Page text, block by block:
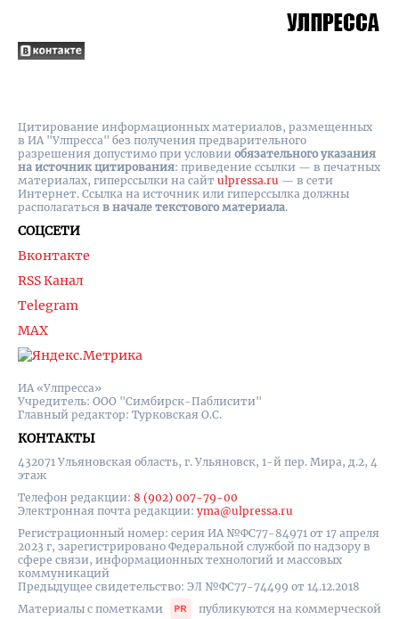
ИА «Улпресса»
Учредитель: ООО "Симбирск-Паблисити"
Главный редактор: Турковская О.С.
КОНТАКТЫ
432071 Ульяновская область, г. Ульяновск, 1-й пер. Мира, д.2, 4
этаж
Телефон редакции: 8 (902) 007-79-00
Электронная почта редакции: yma@ulpressa.ru
Регистрационный номер: серия ИА №ФС77-84971 от 17 апреля
2023 г, зарегистрировано Федеральной службой по надзору в
сфере связи, информационных технологий и массовых
коммуникаций
Предыдущее свидетельство: ЭЛ №ФС77-74499 от 14.12.2018
Материалы с пометками
публикуются на коммерческой
СОЦСЕТИ
Вконтакте
RSS Канал
Telegram
MAX
Цитирование информационных материалов, размещенных
в ИА "Улпресса" без получения предварительного
разрешения допустимо при условии обязательного указания
на источник цитирования: приведение ссылки — в печатных
материалах, гиперссылки на cайт ulpressa.ru — в сети
Интернет. Ссылка на источник или гиперссылка должны
располагаться в начале текстового материала.